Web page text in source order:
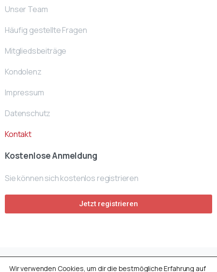
Unser Team
Häufig gestellte Fragen
Mitgliedsbeiträge
Kondolenz
Impressum
Datenschutz
Kontakt
Kostenlose Anmeldung
Sie können sich kostenlos registrieren
Jetzt registrieren
Avusturya Cenaze FonubyACF- Team© All rights
Wir verwenden Cookies, um dir die bestmögliche Erfahrung auf